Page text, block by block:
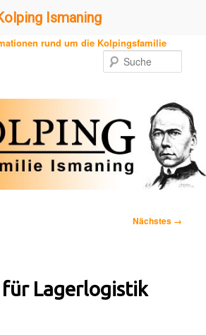
rund um die Kolpingsfamilie
Nächstes →
Lagerlogistik
Ismaning